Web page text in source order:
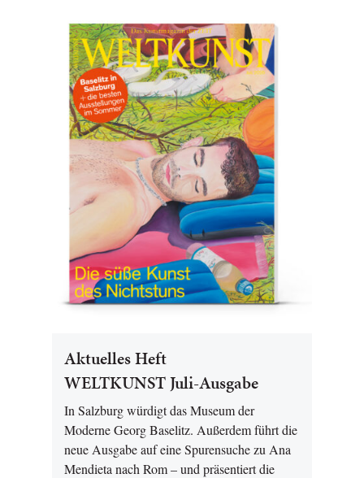
Aktuelles Heft
WELTKUNST Juli-Ausgabe
In Salzburg würdigt das Museum der
Moderne Georg Baselitz. Außerdem führt die
neue Ausgabe auf eine Spurensuche zu Ana
Mendieta nach Rom – und präsentiert die